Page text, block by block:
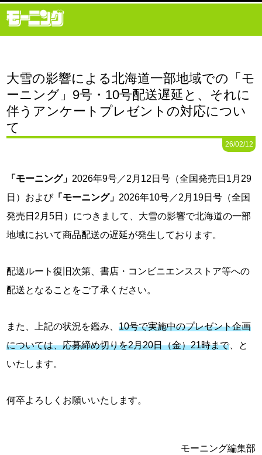
大雪の影響による北海道一部地域での「モ
ーニング」9号・10号配送遅延と、それに
伴うアンケートプレゼントの対応につい
て
26/02/12
「モーニング」 2026年9号／2月12日号（全国発売日1月29
日）および「モーニング」 2026年10号／2月19日号（全国
発売日2月5日）につきまして、大雪の影響で北海道の一部
地域において商品配送の遅延が発生しております。
配送ルート復旧次第、書店・コンビニエンスストア等への
配送となることをご了承ください。
また、上記の状況を鑑み、10号で実施中のプレゼント企画
については、応募締め切りを2月20日（金）21時まで、と
いたします。
何卒よろしくお願いいたします。
モーニング編集部